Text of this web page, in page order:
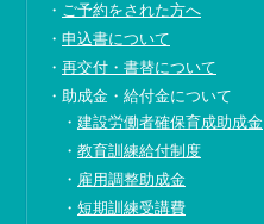
ご予約をされた方へ
申込書について
再交付・書替について
助成金・給付金について
建設労働者確保育成助成金
教育訓練給付制度
雇用調整助成金
短期訓練受講費